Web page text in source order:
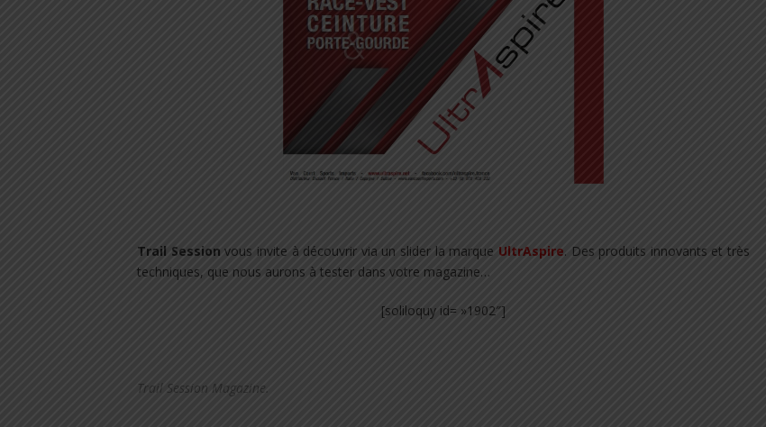
Trail Session vous invite à découvrir via un slider la marque UltrAspire. Des produits innovants et très
techniques, que nous aurons à tester dans votre magazine…
[soliloquy id= »1902″]
Trail Session Magazine.